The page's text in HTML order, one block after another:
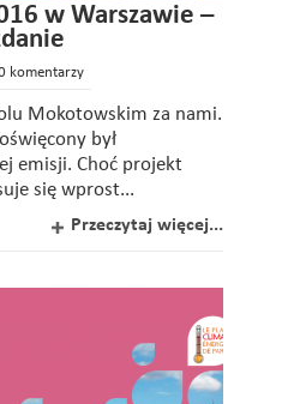
w Warszawie –
komentarzy
Mokotowskim za nami.
był
emisji. Choć projekt
się wprost...
Przeczytaj więcej...